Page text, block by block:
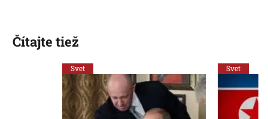
Čítajte tiež
Svet Svet